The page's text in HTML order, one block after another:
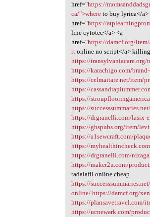
href="https://
ca/">whereto buy lyrica</a>
href="https://
line cytotec</a> <a
href="https://damcf.org/
rtonline no script</a>
https://transylvaniacare.org/
https://karachigo.com/
https://celmaitare.net/item/
https://
https://
https://
https://drgranelli.com/lasix-
https://ghspubs.org/item/
https://a1sewcraft.com/
https://
https://drgranelli.com/
https://maker2u.com/
tadalafil online cheap
https://
online/ https://damcf.org/
https://plansavetravel.com/
https://ucnewark.com/